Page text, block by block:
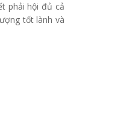
phải hội đủ cả
tốt lành và